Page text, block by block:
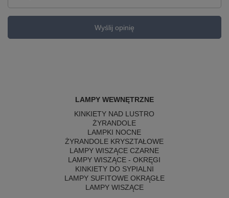
Wyślij opinię
LAMPY WEWNĘTRZNE
KINKIETY NAD LUSTRO
ŻYRANDOLE
LAMPKI NOCNE
ŻYRANDOLE KRYSZTAŁOWE
LAMPY WISZĄCE CZARNE
LAMPY WISZĄCE - OKRĘGI
KINKIETY DO SYPIALNI
LAMPY SUFITOWE OKRĄGŁE
LAMPY WISZĄCE